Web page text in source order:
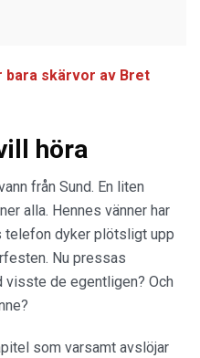
bara skärvor av Bret
höra
från Sund. En liten
alla. Hennes vänner har
telefon dyker plötsligt upp
Nu pressas
visste de egentligen? Och
som varsamt avslöjar